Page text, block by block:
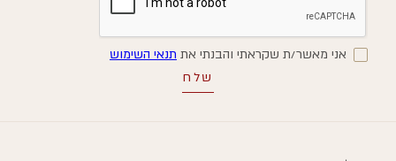
אני מאשר/ת שקראתי והבנתי את תנאי השימוש